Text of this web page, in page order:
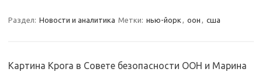
s
n
b
o
р
в
Раздел: Новости и аналитика Метки: нью-йорк оон сша
Картина Крога в Совете безопасности ООН и Марина